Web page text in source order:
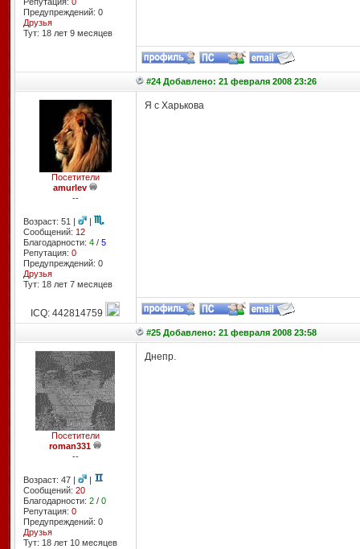
Предупреждений: 0
Друзья
Тут: 18 лет 9 месяцев
#24 Добавлено: 21 февраля 2008 23:26
Посетители
amurlev
--
Возраст: 51 |
|
Сообщений: 12
Благодарности: 4/ 5
Репутация: 0
Предупреждений: 0
Друзья
Тут: 18 лет 7 месяцев
Я с Харькова
ICQ: 442814759
#25 Добавлено: 21 февраля 2008 23:58
Посетители
roman331
--
Возраст: 47 |
|
Сообщений: 20
Благодарности: 2/ 0
Репутация: 0
Предупреждений: 0
Друзья
Тут: 18 лет 10 месяцев
Днепр.